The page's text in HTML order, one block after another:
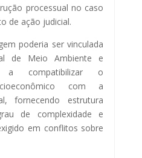
processual no caso
de ação judicial.
poderia ser vinculada
de Meio Ambiente e
compatibilizar o
com a
fornecendo estrutura
de complexidade e
em conflitos sobre